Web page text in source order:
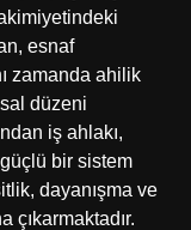
esnaf
zamanda ahilik
düzeni
iş ahlakı,
bir sistem
dayanışma ve
çıkarmaktadır.